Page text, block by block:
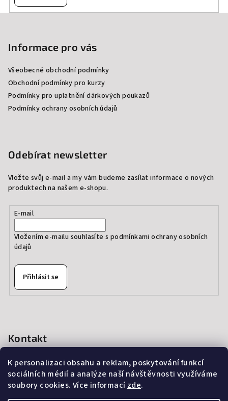
K personalizaci obsahu a reklam, poskytování funkcí
sociálních médií a analýze naší návštěvnosti využíváme
soubory cookies. Více informacízde.
Informace pro vás
Všeobecné obchodní podmínky
Obchodní podmínky pro kurzy
Podmínky pro uplatnění dárkových poukazů
Podmínky ochrany osobních údajů
Odebírat newsletter
Vložte svůj e-mail a my vám budeme zasílat informace o nových
produktech na našem e-shopu.
E-mail
Vložením e-mailu souhlasíte s podmínkami ochrany osobních
údajů
Přihlásit se
Kontakt
info@thedressprague.com
+420 724 244 022